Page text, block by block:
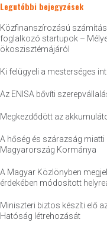
Legutóbbi bejegyzések
Közfinanszírozású
foglalkozó startupok –
ökoszisztémájáról
Ki felügyeli a mesterséges
Az ENISA bővíti
Megkezdődött az
A hőség és szárazság
Magyarország Kormánya
A Magyar Közlönyben
érdekében módosított
Miniszteri biztos készíti elő
Hatóság létrehozását